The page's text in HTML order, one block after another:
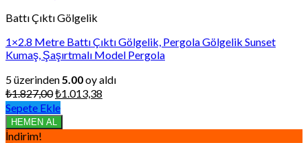
Battı Çıktı Gölgelik
1×2.8 Metre Battı Çıktı Gölgelik, Pergola Gölgelik Sunset
Kumaş, Şaşırtmalı Model Pergola
5 üzerinden 5.00oy aldı
₺1.827,00Orijinal
fiyat:
₺1.827,00.
₺1.013,38
₺1.013,38.
Sepete Ekle
HEMEN AL
İndirim!